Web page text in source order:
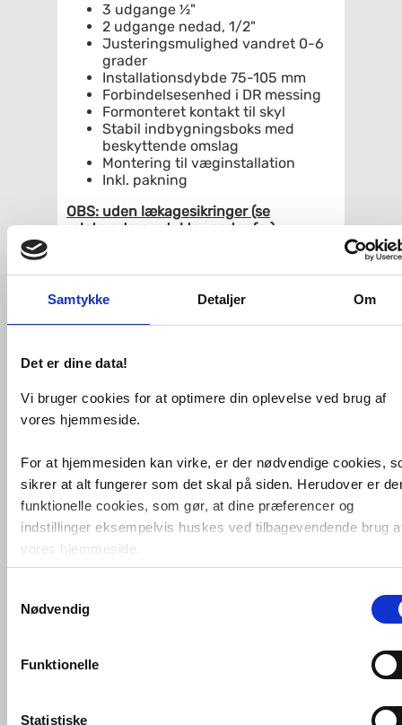
Samtykke Detaljer Om
Det er dine data!
Vi bruger cookies for at optimere din oplevelse ved brug af
vores hjemmeside.
For at hjemmesiden kan virke, er der nødvendige cookies,
sikrer at alt fungerer som det skal på siden. Herudover er
funktionelle cookies, som gør, at dine præferencer og
indstillinger eksempelvis huskes ved tilbagevendende brug
vores hjemmeside.
Foruden nødvendige og funktionelle cookies er der
cookies. Disse bruger vi bl.a. til at måle trafik, omsætning,
marketingcookies, som vi bruger til at målrette vores
markedsføring med henblik på annonceindhold, som giver
Nødvendig
Funktionelle
Statistiske
3 udgange ½"
2 udgange nedad, 1/2"
Justeringsmulighed vandret 0-6
grader
Installationsdybde 75-105 mm
Forbindelsesenhed i DR messing
Formonteret kontakt til skyl
Stabil indbygningsboks med
beskyttende omslag
Montering til væginstallation
Inkl. pakning
OBS: uden lækagesikringer (se
relaterede produkter nedenfor)
til Rapido T - 47790
359,- Køb
bruseslange 1250 mm -
Krom
149,- Køb
1.045,-